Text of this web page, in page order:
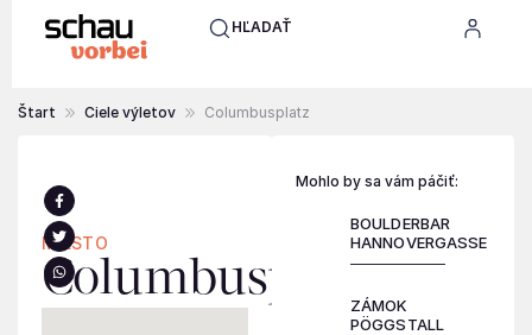
HĽADAŤ
Štart Ciele výletov Columbusplatz
MIESTO
Columbusplatz
Mohlo by sa vám páčiť:
BOULDERBAR
HANNOVERGASSE
ZÁMOK
PÖGGSTALL